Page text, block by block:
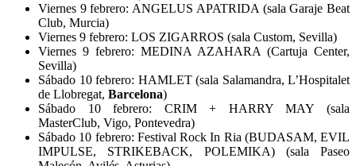
Viernes 9 febrero: ANGELUS APATRIDA (sala Garaje Beat
Club, Murcia)
Viernes 9 febrero: LOS ZIGARROS (sala Custom, Sevilla)
Viernes 9 febrero: MEDINA AZAHARA (Cartuja Center,
Sevilla)
Sábado 10 febrero: HAMLET (sala Salamandra, L’Hospitalet
de Llobregat, Barcelona)
Sábado 10 febrero: CRIM + HARRY MAY (sala
MasterClub, Vigo, Pontevedra)
Sábado 10 febrero: Festival Rock In Ria (BUDASAM, EVIL
IMPULSE, STRIKEBACK, POLEMIKA) (sala Paseo